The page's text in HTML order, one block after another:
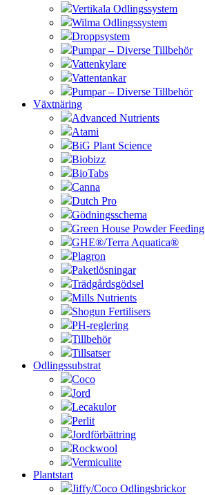
Vertikala Odlingssystem
Wilma Odlingssystem
Droppsystem
Pumpar – Diverse Tillbehör
Vattenkylare
Vattentankar
Pumpar – Diverse Tillbehör
Växtnäring
Advanced Nutrients
Atami
BiG Plant Science
Biobizz
BioTabs
Canna
Dutch Pro
Gödningsschema
Green House Powder Feeding
GHE®/Terra Aquatica®
Plagron
Paketlösningar
Trädgårdsgödsel
Mills Nutrients
Shogun Fertilisers
PH-reglering
Tillbehör
Tillsatser
Odlingssubstrat
Coco
Jord
Lecakulor
Perlit
Jordförbättring
Rockwool
Vermiculite
Plantstart
Jiffy/Coco Odlingsbrickor